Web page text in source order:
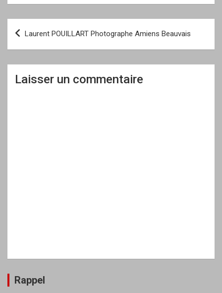
Navigation
Laurent POUILLART Photographe Amiens Beauvais
Laisser un commentaire
Rappel